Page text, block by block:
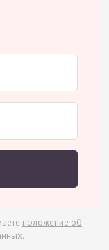
положение об
.